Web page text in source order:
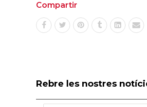
Compartir
Rebre les nostres